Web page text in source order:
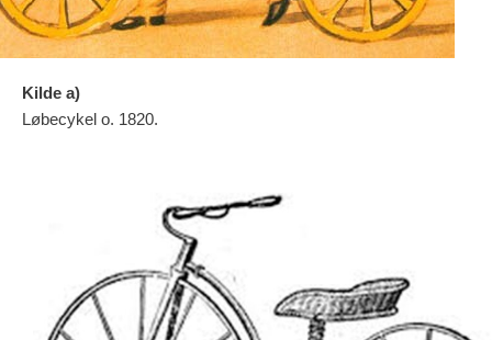
Kilde a)
Løbecykel o. 1820.